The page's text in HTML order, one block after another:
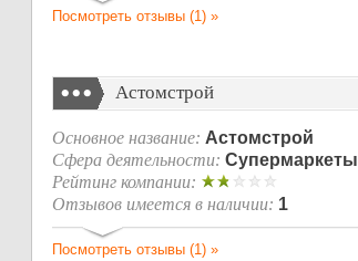
Посмотреть отзывы (1) »
Астомстрой
Основное название: Астомстрой
Сфера деятельности: Супермаркеты
Рейтинг компании:
Отзывов имеется в наличии: 1
Посмотреть отзывы (1) »